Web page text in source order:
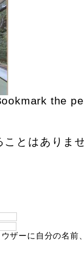
the
ことはありま
ザーに自分の名前